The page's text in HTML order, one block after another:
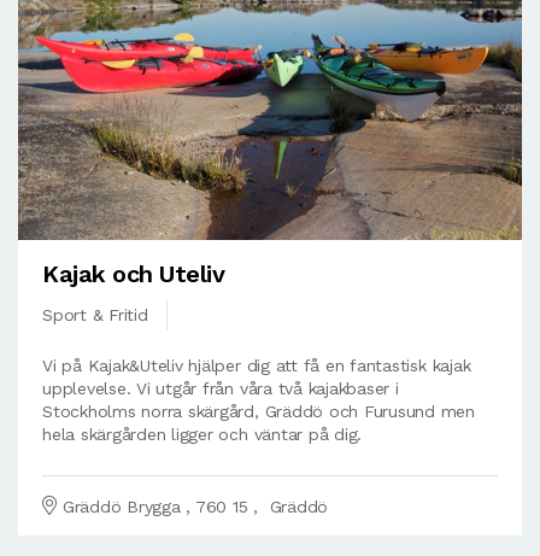
Kajak och Uteliv
Sport & Fritid
Vi på Kajak&Uteliv hjälper dig att få en fantastisk kajak
upplevelse. Vi utgår från våra två kajakbaser i
Stockholms norra skärgård, Gräddö och Furusund men
hela skärgården ligger och väntar på dig.
Gräddö Brygga , 760 15 , Gräddö